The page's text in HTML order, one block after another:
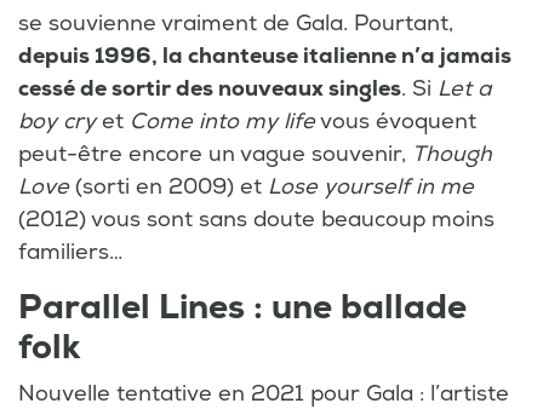
se souvienne vraiment de Gala. Pourtant,
depuis 1996, la chanteuse italienne n’a jamais
cessé de sortir des nouveaux singles. Si Let a
boy cryet Come into my lifevous évoquent
peut-être encore un vague souvenir, Though
Love(sorti en 2009) et Lose yourself in me
(2012) vous sont sans doute beaucoup moins
familiers…
Parallel Lines : une ballade
folk
Nouvelle tentative en 2021 pour Gala : l’artiste